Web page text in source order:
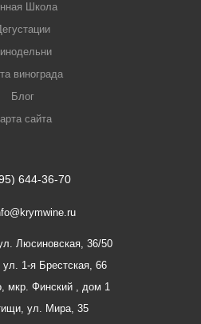
Школа
винограда
Блог
сайта
644-36-70
Люсиновская, 36/50
ул. 1-я Брестская, 66
мкр. Финский , дом 1
ул. Мира, 35